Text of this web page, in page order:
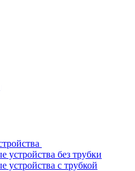
устройства без трубки
устройства с трубкой